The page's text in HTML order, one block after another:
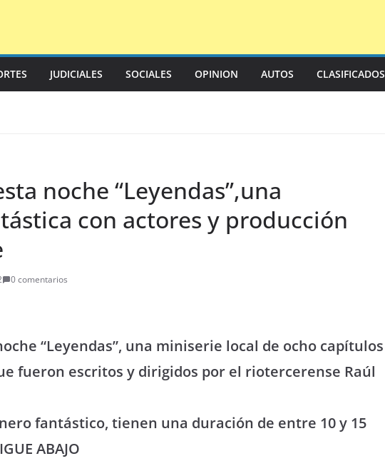
JUDICIALES SOCIALES OPINION AUTOS CLASIFICADOS
noche “Leyendas”,una
con actores y producción
0 comentarios
“Leyendas”, una miniserie local de ocho capítulos
fueron escritos y dirigidos por el riotercerense Raúl
fantástico, tienen una duración de entre 10 y 15
ABAJO